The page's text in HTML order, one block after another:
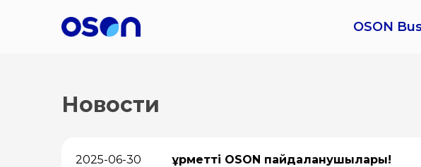
OSON
Новости
2025-06-30
Құрметті OSON пайдаланушылары!